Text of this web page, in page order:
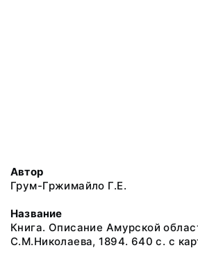
Автор
Грум-Гржимайло Г.Е.
Название
Книга. Описание Амурской
С.М.Николаева, 1894. 640 с. с